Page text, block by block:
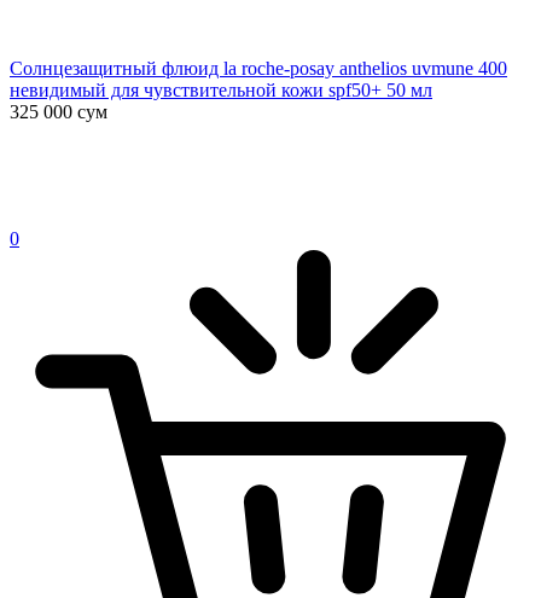
Солнцезащитный флюид la roche-posay anthelios uvmune 400
невидимый для чувствительной кожи spf50+ 50 мл
325 000 сум
0